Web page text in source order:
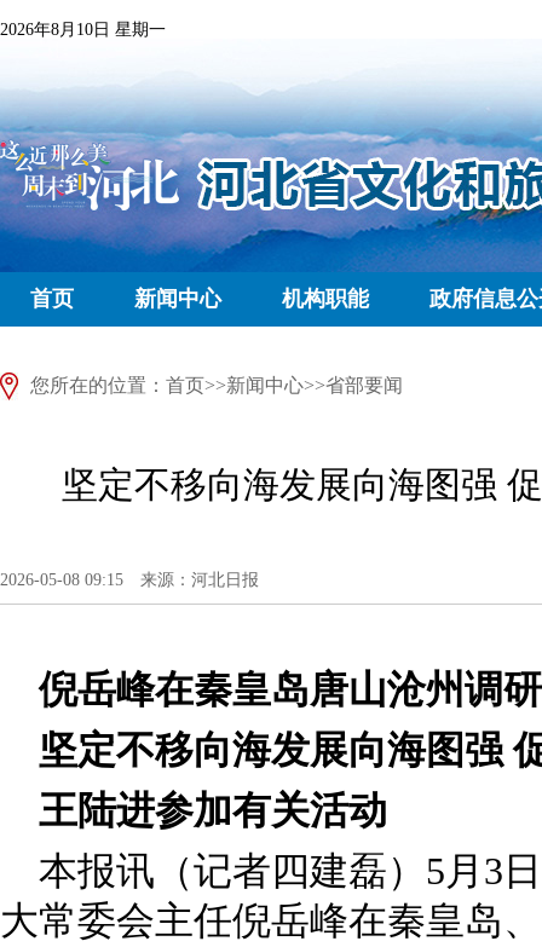
2026年8月10日 星期一
首页 新闻中心 机构职能 政府信息
您所在的位置： 首页>>新闻中心>>省部要闻
坚定不移向海发展向海图强
2026-05-08 09:15 来源：河北日报
倪岳峰在秦皇岛唐山沧州调
坚定不移向海发展向海图强
王陆进参加有关活动
本报讯（记者四建磊）5月3
大常委会主任倪岳峰在秦皇岛